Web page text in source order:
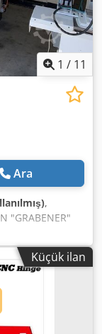
1 / 11
Ara
,
"GRABENER"
imalat Gerilim
8462.1020
Güç ton 360
mm RAM
sayısı / Min.
yükümlülük
Küçük ilan